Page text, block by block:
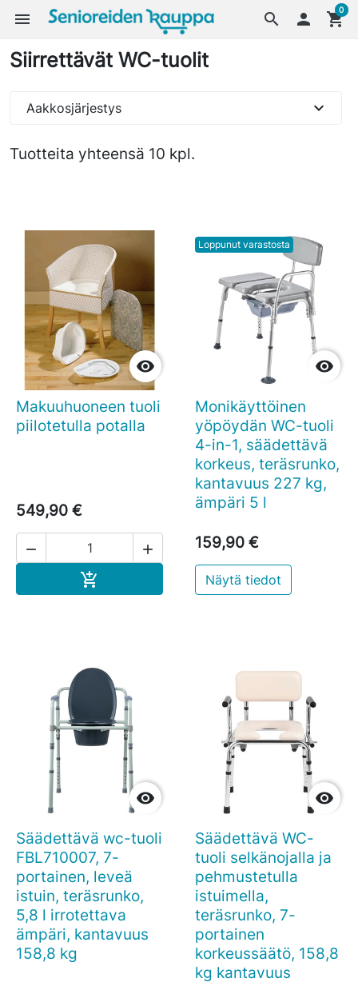
search
menu  shopping_cart
0
Siirrettävät WC-tuolit
Tuotteita yhteensä 10 kpl.
Aakkosjärjestys expand_more

Makuuhuoneen tuoli
piilotetulla potalla
549,90 €
 

Loppunut varastosta

Monikäyttöinen
yöpöydän WC-tuoli
4-in-1, säädettävä
korkeus, teräsrunko,
kantavuus 227 kg,
ämpäri 5 l
159,90 €
Näytä tiedot

Säädettävä wc-tuoli
FBL710007, 7-
portainen, leveä
istuin, teräsrunko,
5,8 l irrotettava
ämpäri, kantavuus
158,8 kg

Säädettävä WC-
tuoli selkänojalla ja
pehmustetulla
istuimella,
teräsrunko, 7-
portainen
korkeussäätö, 158,8
kg kantavuus